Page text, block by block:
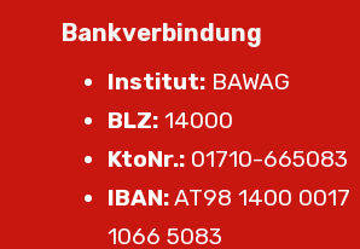
Bankverbindung
Institut: BAWAG
BLZ: 14000
KtoNr.: 01710-665083
IBAN:AT98 1400 0017
1066 5083